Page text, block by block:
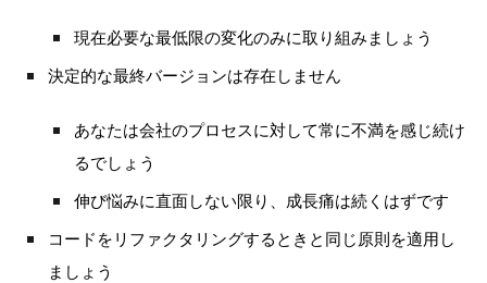
現在必要な最低限の変化のみに取り組みましょう
決定的な最終バージョンは存在しません
あなたは会社のプロセスに対して常に不満を感じ続け
るでしょう
伸び悩みに直面しない限り、成長痛は続くはずです
コードをリファクタリングするときと同じ原則を適用し
ましょう